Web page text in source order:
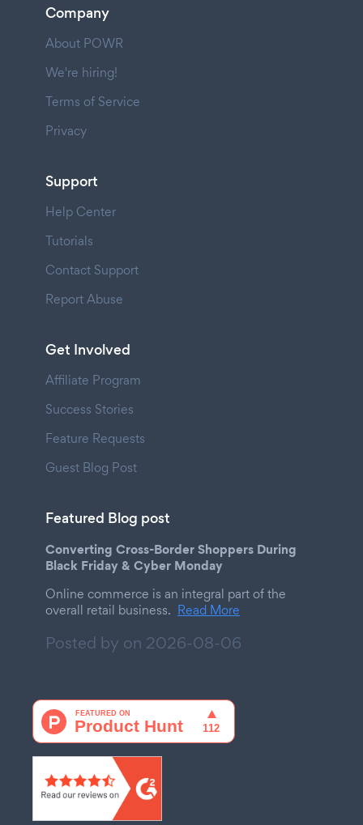
Company
About POWR
We're hiring!
Terms of Service
Privacy
Support
Help Center
Tutorials
Contact Support
Report Abuse
Get Involved
Affiliate Program
Success Stories
Feature Requests
Guest Blog Post
Featured Blog post
Converting Cross-Border Shoppers During
Black Friday & Cyber Monday
Online commerce is an integral part of the
overall retail business. Read More
Posted by on 2026-08-06